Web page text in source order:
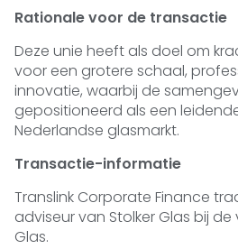
Rationale voor de transactie
Deze unie heeft als doel om
voor een grotere schaal,
innovatie, waarbij de
gepositioneerd als een
Nederlandse glasmarkt.
Transactie-informatie
Translink Corporate Finance
adviseur van Stolker Glas bij
Glas.